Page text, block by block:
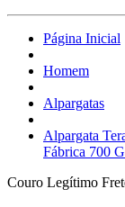
Página Inicial
Homem
Alpargatas
Alpargata
Fábrica 700
Couro Legítimo